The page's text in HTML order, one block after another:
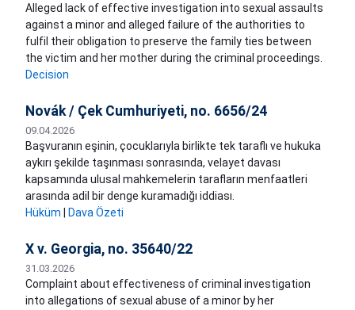
Alleged lack of effective investigation into sexual assaults
against a minor and alleged failure of the authorities to
fulfil their obligation to preserve the family ties between
the victim and her mother during the criminal proceedings.
Decision
Novák / Çek Cumhuriyeti, no. 6656/24
09.04.2026
Başvuranın eşinin, çocuklarıyla birlikte tek taraflı ve hukuka
aykırı şekilde taşınması sonrasında, velayet davası
kapsamında ulusal mahkemelerin tarafların menfaatleri
arasında adil bir denge kuramadığı iddiası.
Hüküm
Dava Özeti
X v. Georgia, no. 35640/22
31.03.2026
Complaint about effectiveness of criminal investigation
into allegations of sexual abuse of a minor by her